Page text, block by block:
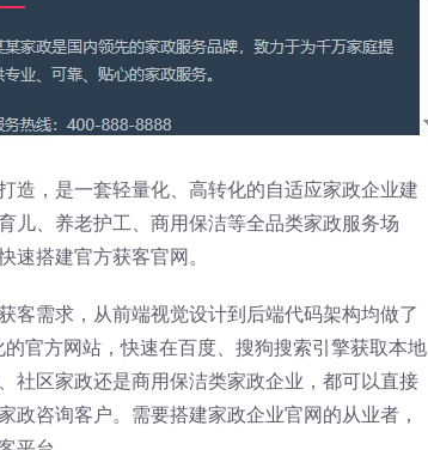
造，是一套轻量化、高转化的自适应家政企业建
儿、养老护工、商用保洁等全品类家政服务场
搭建官方获客官网。
客需求，从前端视觉设计到后端代码架构均做了
官方网站，快速在百度、搜狗搜索引擎获取本地
社区家政还是商用保洁类家政企业，都可以直接
咨询客户。需要搭建家政企业官网的从业者，